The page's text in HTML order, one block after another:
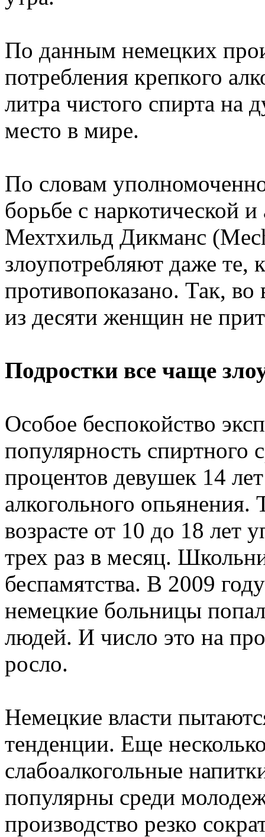
По данным немецких
потребления крепкого
литра чистого спирта на
место в мире.
По словам
борьбе с наркотической
Мехтхильд Дикманс
злоупотребляют даже те,
противопоказано. Так,
из десяти женщин не
Подростки все чаще
Особое беспокойство
популярность спиртного
процентов девушек 14
алкогольного опьянения.
возрасте от 10 до 18 лет
трех раз в месяц.
беспамятства. В 2009
немецкие больницы
людей. И число это на
росло.
Немецкие власти
тенденции. Еще
слабоалкогольные
популярны среди
производство резко